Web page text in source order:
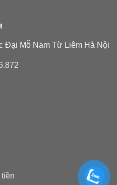
Đại Mỗ Nam Từ Liêm Hà Nội